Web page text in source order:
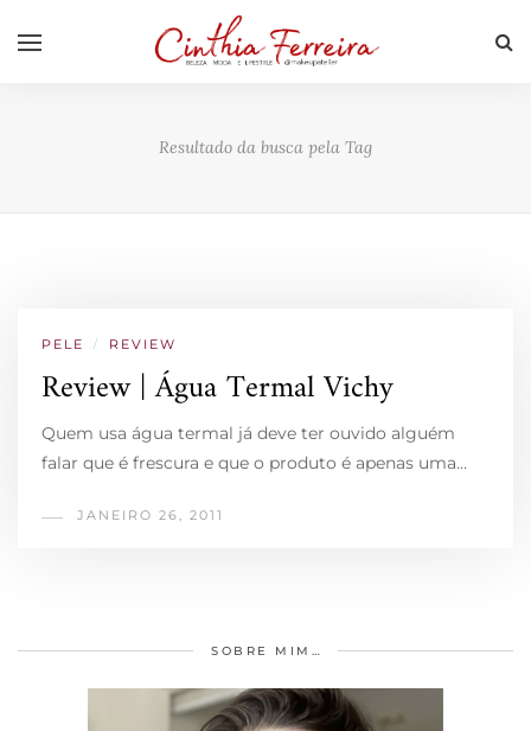
Resultado da busca pela Tag
PELE / REVIEW
Review | Água Termal Vichy
Quem usa água termal já deve ter ouvido alguém
falar que é frescura e que o produto é apenas uma…
JANEIRO 26, 2011
SOBRE MIM…